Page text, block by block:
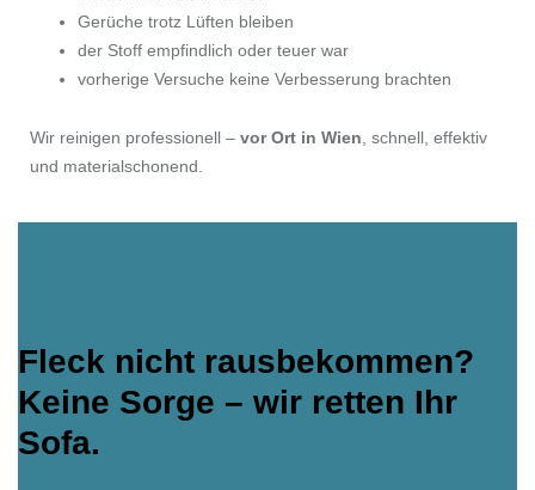
Gerüche trotz Lüften bleiben
der Stoff empfindlich oder teuer war
vorherige Versuche keine Verbesserung brachten
Wir reinigen professionell – vor Ort in Wien , schnell, effektiv
und materialschonend.
Fleck nicht rausbekommen?
Keine Sorge – wir retten Ihr
Sofa.